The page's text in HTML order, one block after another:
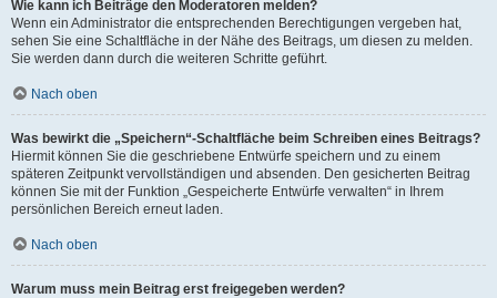
Wie kann ich Beiträge den Moderatoren melden?
Wenn ein Administrator die entsprechenden Berechtigungen vergeben hat,
sehen Sie eine Schaltfläche in der Nähe des Beitrags, um diesen zu melden.
Sie werden dann durch die weiteren Schritte geführt.
Nach oben
Was bewirkt die „Speichern“-Schaltfläche beim Schreiben eines Beitrags?
Hiermit können Sie die geschriebene Entwürfe speichern und zu einem
späteren Zeitpunkt vervollständigen und absenden. Den gesicherten Beitrag
können Sie mit der Funktion „Gespeicherte Entwürfe verwalten“ in Ihrem
persönlichen Bereich erneut laden.
Nach oben
Warum muss mein Beitrag erst freigegeben werden?